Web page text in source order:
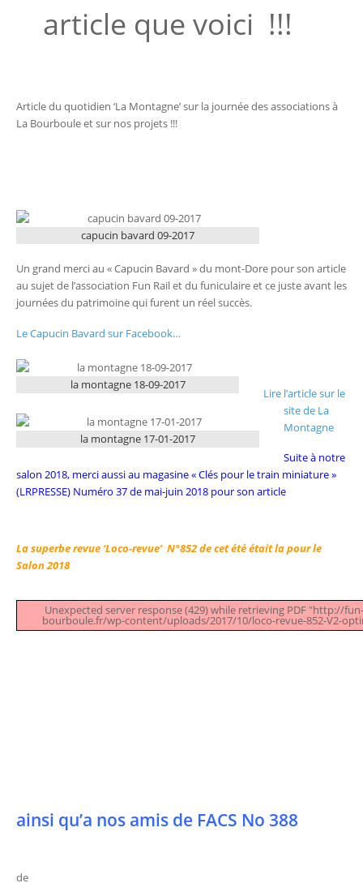
article que voici !!!
Article du quotidien ‘La Montagne’ sur la journée des associations à
La Bourboule et sur nos projets !!!
capucin bavard 09-2017
Un grand merci au « Capucin Bavard » du mont-Dore pour son article
au sujet de l’association Fun Rail et du funiculaire et ce juste avant les
journées du patrimoine qui furent un réel succès.
Le Capucin Bavard sur Facebook…
la montagne 18-09-2017
la montagne 17-01-2017
Lire l’article sur le
site de La
Montagne
Suite à notre
salon 2018, merci aussi au magasine « Clés pour le train miniature »
(LRPRESSE) Numéro 37 de mai-juin 2018 pour son article
La superbe revue ‘Loco-revue’ N°852 de cet été était la pour le
Salon 2018
Unexpected server response (429) while retrieving PDF "http://
bourboule.fr/wp-content/uploads/2017/10/loco-revue-852-V2-
ainsi qu’a nos amis de FACS No 388
de